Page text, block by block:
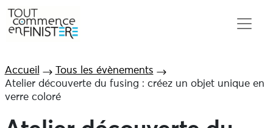
Accueil
Tous les évènements
Atelier découverte du fusing : créez un objet unique en
verre coloré